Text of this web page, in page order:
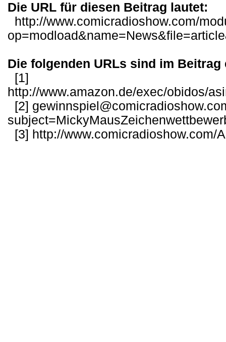
Die URL für diesen Beitrag lautet:
http://www.comicradioshow.com/
Die folgenden URLs sind im Beitrag
[1]
http://www.amazon.de/exec/obidos/
[2]
[3] http://www.comicradioshow.com/